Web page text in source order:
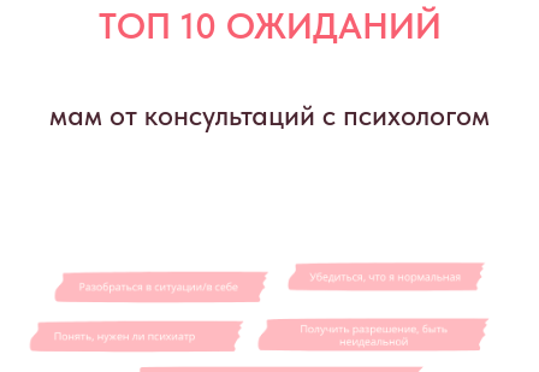
ТОП 10 ОЖИДАНИЙ
мам от консультаций с психологом